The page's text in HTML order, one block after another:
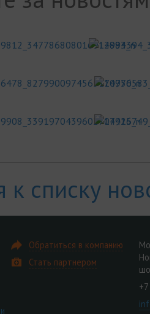
к списку
Обратиться в компанию
Стать партнером